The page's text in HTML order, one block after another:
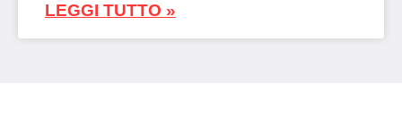
LEGGI TUTTO »